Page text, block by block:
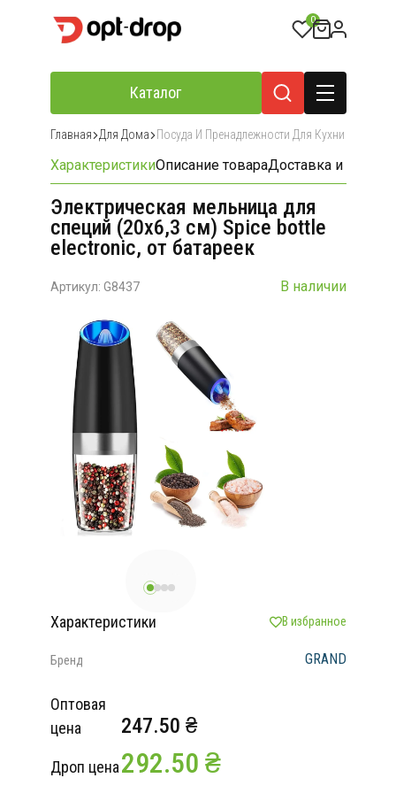
0
Каталог
Главная Для Дома Посуда И Пренадлежности Для Кухни
ХарактеристикиОписание товараДоставка и оплата
Электрическая мельница для
специй (20х6,3 см) Spice bottle
electronic, от батареек
Артикул: G8437 В наличии
Характеристики В избранное
Бренд GRAND
Оптовая
цена
247.50 ₴
Дроп цена292.50 ₴